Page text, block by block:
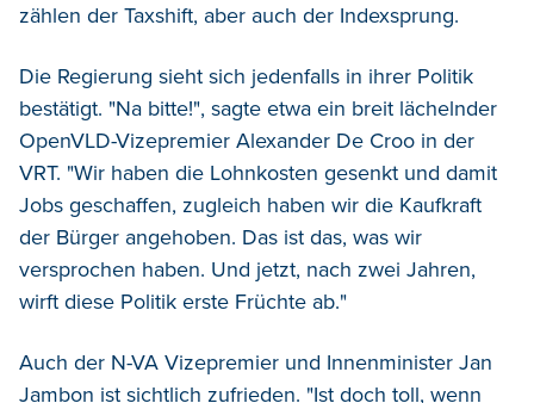
zählen der Taxshift, aber auch der Indexsprung.
Die Regierung sieht sich jedenfalls in ihrer Politik
bestätigt. "Na bitte!", sagte etwa ein breit lächelnder
OpenVLD-Vizepremier Alexander De Croo in der
VRT. "Wir haben die Lohnkosten gesenkt und damit
Jobs geschaffen, zugleich haben wir die Kaufkraft
der Bürger angehoben. Das ist das, was wir
versprochen haben. Und jetzt, nach zwei Jahren,
wirft diese Politik erste Früchte ab."
Auch der N-VA Vizepremier und Innenminister Jan
Jambon ist sichtlich zufrieden. "Ist doch toll, wenn